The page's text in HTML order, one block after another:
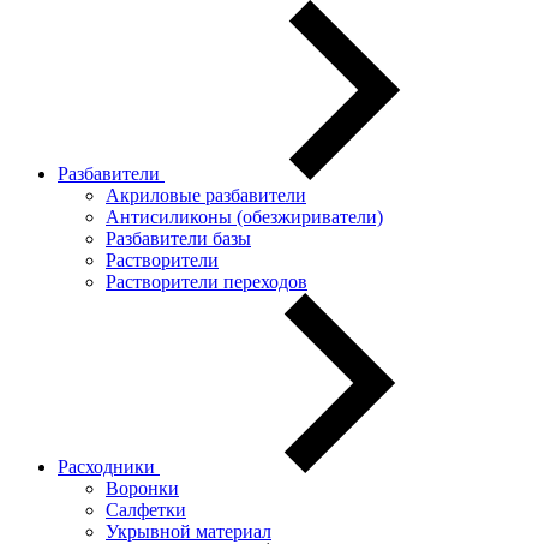
Разбавители
Акриловые разбавители
Антисиликоны (обезжириватели)
Разбавители базы
Растворители
Растворители переходов
Расходники
Воронки
Салфетки
Укрывной материал